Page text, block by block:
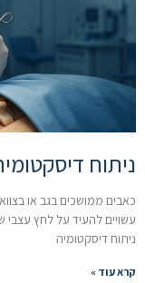
ניתוח
כאבים ממושכים בגב או
עשויים להעיד על לחץ
ניתוח דיסקטומיה
קרא עוד »